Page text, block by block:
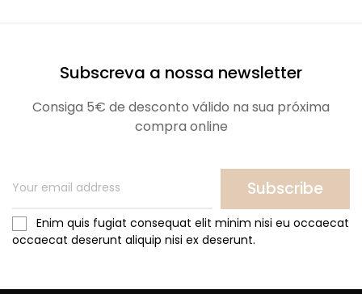
Subscreva a nossa newsletter
Consiga 5€ de desconto válido na sua próxima
compra online
Subscribe
Enim quis fugiat consequat elit minim nisi eu occaecat
occaecat deserunt aliquip nisi ex deserunt.